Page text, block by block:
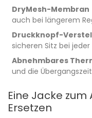
DryMesh-Membran
auch bei längerem
Druckknopf-
sicheren Sitz bei
Abnehmbares
und die
Eine Jacke
Ersetzen